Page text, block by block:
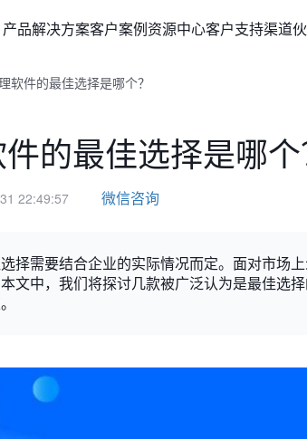
产品解决方案客户案例资源中心客户支持渠道
软件的最佳选择是哪个？
的最佳选择是哪个
22:49:57 微信咨询
择需要结合企业的实际情况而定。面对市场
文中，我们将探讨几款被广泛认为是最佳选